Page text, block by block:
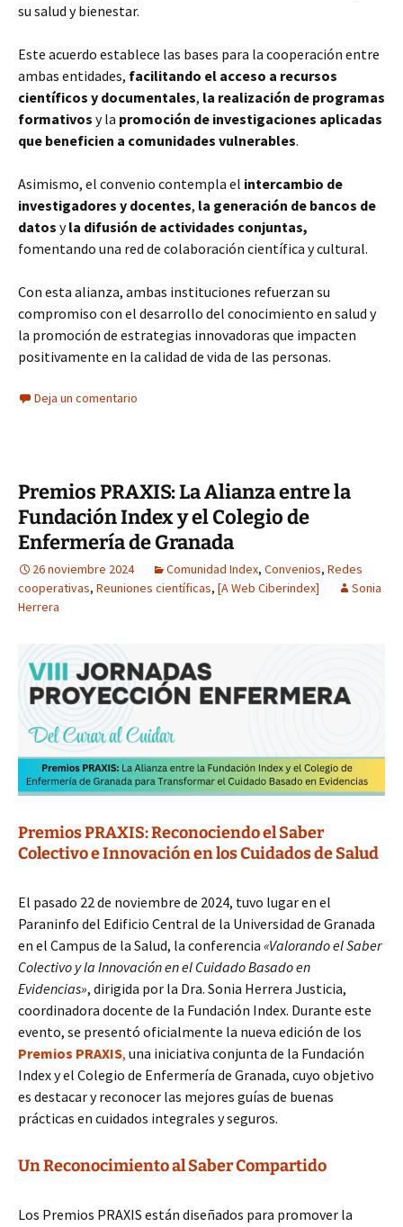
su salud y bienestar.
Este acuerdo establece las bases para la cooperación entre
ambas entidades, facilitando el acceso a recursos
científicos y documentales, la realización de programas
formativos y la promoción de investigaciones aplicadas
que beneficien a comunidades vulnerables.
Asimismo, el convenio contempla el intercambio de
investigadores y docentes, la generación de bancos de
datos yla difusión de actividades conjuntas,
fomentando una red de colaboración científica y cultural.
Con esta alianza, ambas instituciones refuerzan su
compromiso con el desarrollo del conocimiento en salud y
la promoción de estrategias innovadoras que impacten
positivamente en la calidad de vida de las personas.
Deja un comentario
Premios PRAXIS: La Alianza entre la
Fundación Index y el Colegio de
Enfermería de Granada
26 noviembre 2024 Comunidad Index, Convenios, Redes
cooperativas, Reuniones científicas, [A Web Ciberindex]
Sonia
Herrera
Premios PRAXIS: Reconociendo el Saber
Colectivo e Innovación en los Cuidados de Salud
El pasado 22 de noviembre de 2024, tuvo lugar en el
Paraninfo del Edificio Central de la Universidad de Granada
en el Campus de la Salud, la conferencia «Valorando el Saber
Colectivo y la Innovación en el Cuidado Basado en
Evidencias», dirigida por la Dra. Sonia Herrera Justicia,
coordinadora docente de la Fundación Index. Durante este
evento, se presentó oficialmente la nueva edición de los
Premios PRAXIS, una iniciativa conjunta de la Fundación
Index y el Colegio de Enfermería de Granada, cuyo objetivo
es destacar y reconocer las mejores guías de buenas
prácticas en cuidados integrales y seguros.
Un Reconocimiento al Saber Compartido
Los Premios PRAXIS están diseñados para promover la